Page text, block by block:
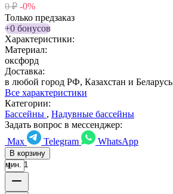
0 ₽ -0%
Только предзаказ
+0 бонусов
Характеристики:
Материал:
оксфорд
Доставка:
в любой город РФ, Казахстан и Беларусь
Все характеристики
Категории:
Бассейны , Надувные бассейны
Задать вопрос в мессенджер:
Max
Telegram WhatsApp
В корзину
мин. 1